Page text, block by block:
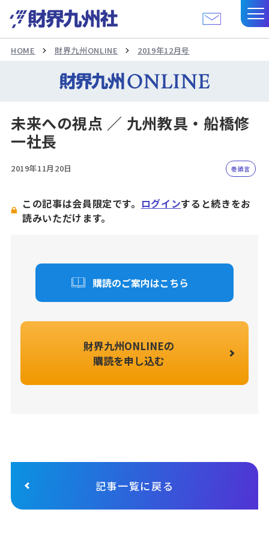
HOME 財界九州ONLINE 2019年12月号
未来への視点 ／ 九州教具・船橋修
一社長
2019年11月20日 巻頭言
この記事は会員限定です。 ログインすると続きをお
読みいただけます。
購読のご案内はこちら
財界九州ONLINEの
購読を申し込む
記事一覧に戻る